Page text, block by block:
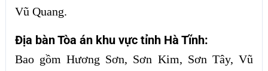
Vũ Quang.
Địa bàn Tòa án khu vực tỉnh Hà Tĩnh:
Bao gồm Hương Sơn, Sơn Kim, Sơn Tây, Vũ